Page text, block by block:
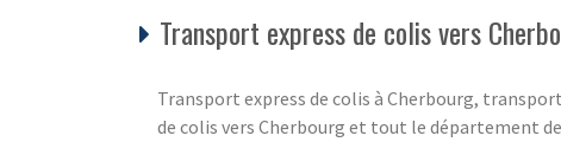
Transport express de colis vers
Transport express de colis à Cherbourg,
de colis vers Cherbourg et tout le département